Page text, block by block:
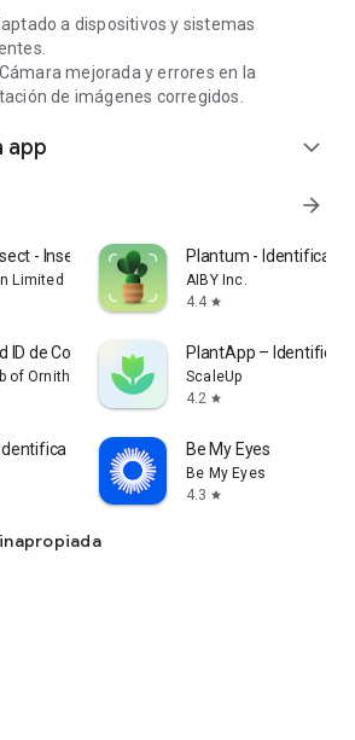
a dispositivos y sistemas
mejorada y errores en la
de imágenes corregidos.
app expand_more
arrow_forward
- Insectos ID
Limited
Plantum - Identificar
AIBY Inc.
4.4 star
ID de Cornell Lab
of Ornithology
PlantApp – Identifica
ScaleUp
4.2 star
Plantas Be My Eyes
Be My Eyes
4.3 star